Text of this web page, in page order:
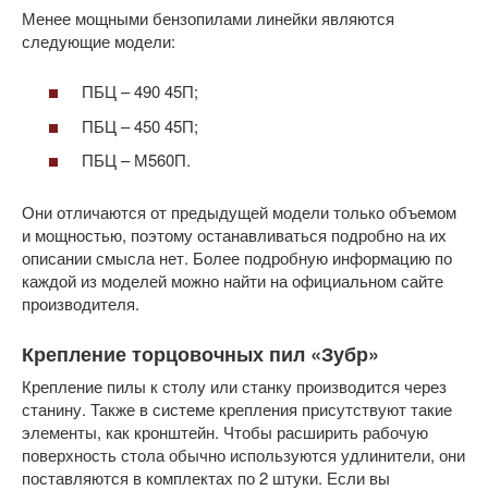
Менее мощными бензопилами линейки являются
следующие модели:
ПБЦ – 490 45П;
ПБЦ – 450 45П;
ПБЦ – М560П.
Они отличаются от предыдущей модели только объемом
и мощностью, поэтому останавливаться подробно на их
описании смысла нет. Более подробную информацию по
каждой из моделей можно найти на официальном сайте
производителя.
Крепление торцовочных пил «Зубр»
Крепление пилы к столу или станку производится через
станину. Также в системе крепления присутствуют такие
элементы, как кронштейн. Чтобы расширить рабочую
поверхность стола обычно используются удлинители, они
поставляются в комплектах по 2 штуки. Если вы